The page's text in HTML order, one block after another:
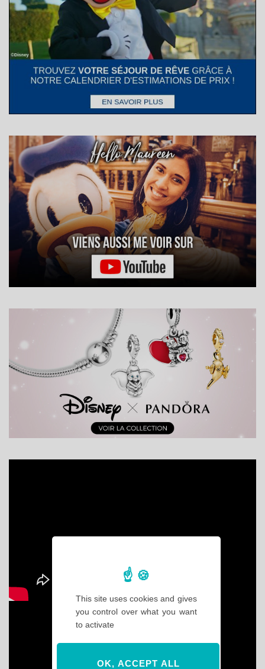
This site uses cookies and gives
you control over what you want
to activate
OK, ACCEPT ALL